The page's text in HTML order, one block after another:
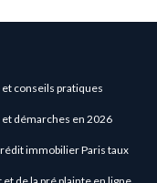
conseils pratiques
démarches en 2026
immobilier Paris taux